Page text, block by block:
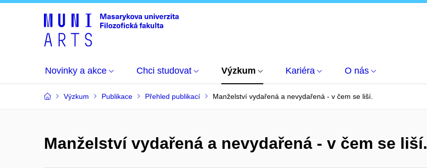
Novinky a akce Chci studovat Výzkum Kariéra O nás
Výzkum Publikace Přehled publikací Manželství vydařená a nevydařená - v čem se liší.
Manželství vydařená a nevydařená - v čem se liší.